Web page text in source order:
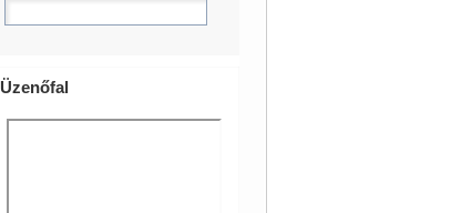
Üzenőfal